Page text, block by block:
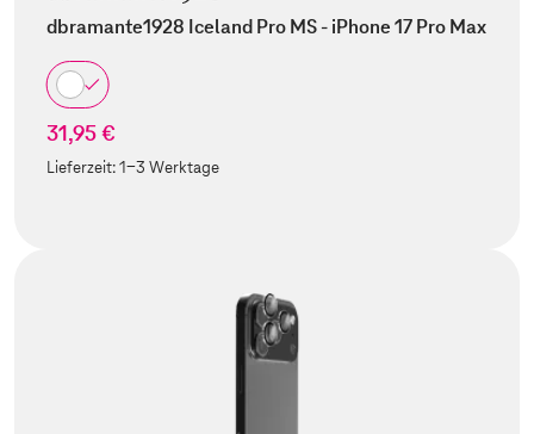
dbramante1928 Iceland Pro MS - iPhone 17 Pro Max
31,95 €
Lieferzeit:1-3 Werktage